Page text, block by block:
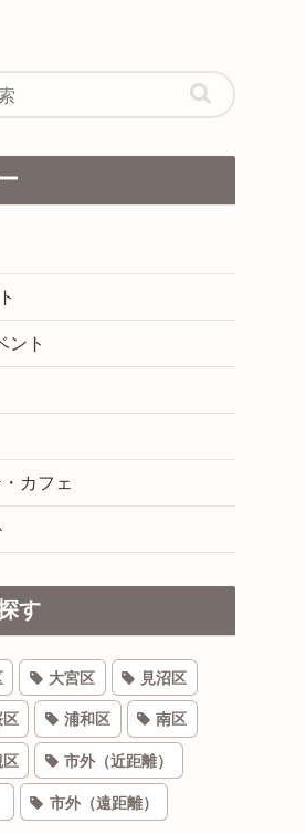
ント
カフェ
す
大宮区 見沼区
区 浦和区 南区
区 市外（近距離）
市外（遠距離）